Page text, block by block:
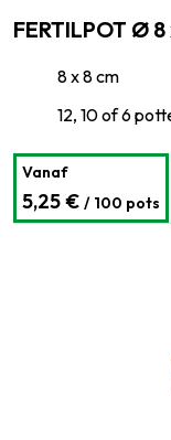
FERTILPOT Ø 8
8 x 8 cm
12, 10 of 6
Vanaf
5,25 € / 100 pots